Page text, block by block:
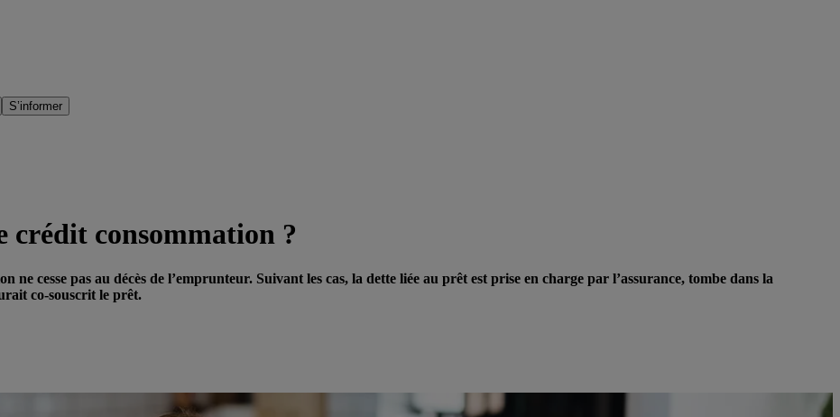
S’informer
crédit consommation ?
cesse pas au décès de l’emprunteur. Suivant les cas, la dette liée au prêt est prise en charge par l’assurance, tombe dans la
co-souscrit le prêt.